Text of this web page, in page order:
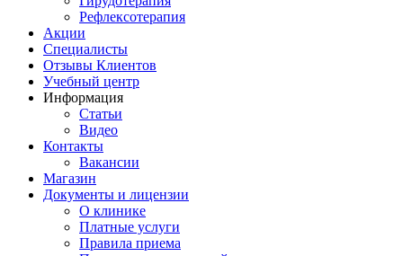
Рефлексотерапия
Акции
Специалисты
Отзывы Клиентов
Учебный центр
Информация
Статьи
Видео
Контакты
Вакансии
Магазин
Документы и лицензии
О клинике
Платные услуги
Правила приема